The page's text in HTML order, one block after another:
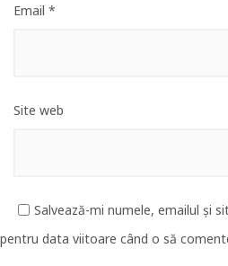
Email *
Site web
Salvează-mi numele, emailul și
pentru data viitoare când o să